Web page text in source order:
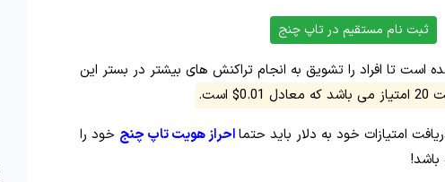
ثبت نام مستقیم در تاپ چنج
است تا افراد را تشویق به انجام تراکنش های بیشتر در بستر این
امتیازات خود به دلار باید حتمااحراز هویت تاپ چنج خود را
باشد!